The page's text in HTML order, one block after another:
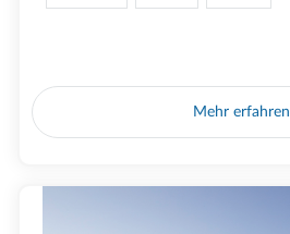
Mehr erfahren